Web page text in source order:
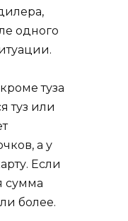
одного
туза
туз или
а у
Если
сумма
более.